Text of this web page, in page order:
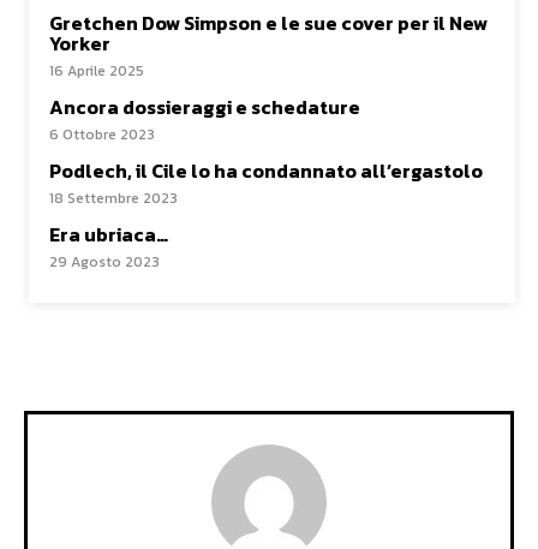
Gretchen Dow Simpson e le sue cover per il New
Yorker
16 Aprile 2025
Ancora dossieraggi e schedature
6 Ottobre 2023
Podlech, il Cile lo ha condannato all’ergastolo
18 Settembre 2023
Era ubriaca…
29 Agosto 2023